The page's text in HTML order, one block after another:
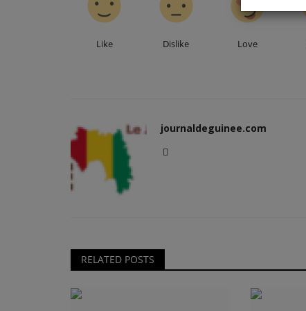
Like Dislike Love
journaldeguinee.com
RELATED POSTS
à la justice pour...